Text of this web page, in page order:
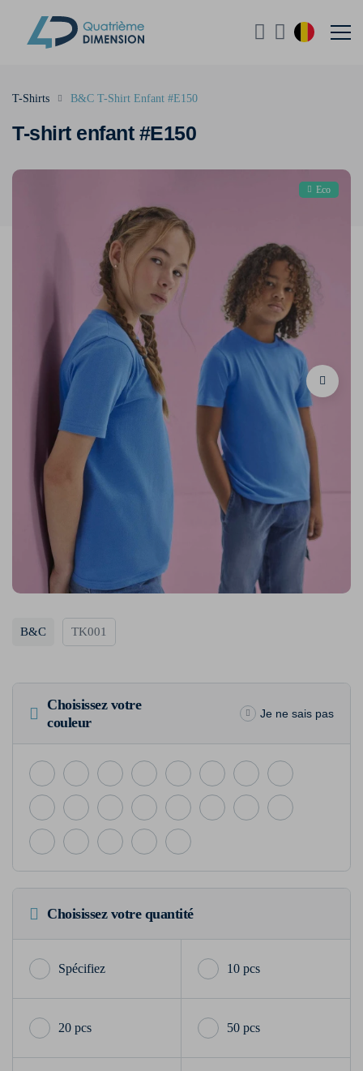
T-shirt enfant #E150
T-Shirts B&C T-Shirt Enfant #E150
Eco
B&C TK001
Choisissez votre
couleur
Je ne sais pas
Choisissez votre quantité
10 pcs
20 pcs 50 pcs